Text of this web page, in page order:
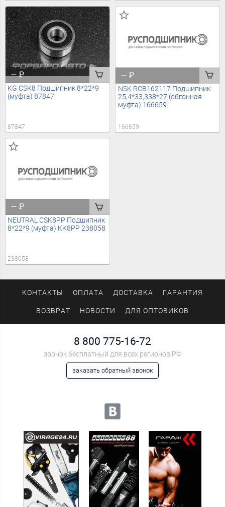
—₽
KG CSK8 Подшипник 8*22*9
(муфта) 87847
87847
—₽
NSK RCB162117 Подшипник
25,4*33,338*27 (обгонная
муфта) 166659
166659
—₽
NEUTRAL CSK8PP Подшипник
8*22*9 (муфта) KK8PP 238058
238058
КОНТАКТЫ ОПЛАТА ДОСТАВКА ГАРАНТИЯ
ВОЗВРАТ НОВОСТИ ДЛЯ ОПТОВИКОВ
8 800 775-16-72
звонок бесплатный для всех регионов РФ
заказать обратный звонок